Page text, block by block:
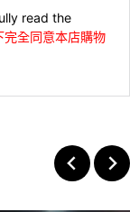
read the
全同意本店購物